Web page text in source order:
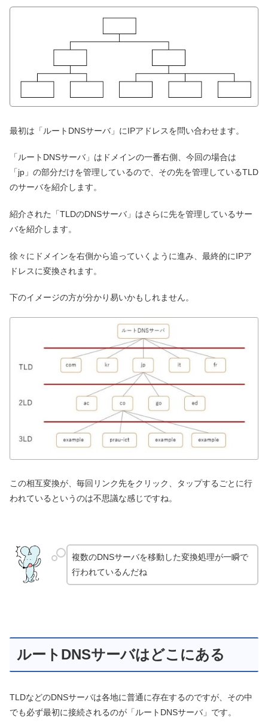
最初は「ルートDNSサーバ」にIPアドレスを問い合わせます。
「ルートDNSサーバ」はドメインの一番右側、今回の場合は
「jp」の部分だけを管理しているので、その先を管理しているTLD
のサーバを紹介します。
紹介された「TLDのDNSサーバ」はさらに先を管理しているサー
バを紹介します。
徐々にドメインを右側から追っていくように進み、最終的にIPア
ドレスに変換されます。
下のイメージの方が分かり易いかもしれません。
この相互変換が、毎回リンク先をクリック、タップするごとに行
われているというのは不思議な感じですね。
複数のDNSサーバを移動した変換処理が一瞬で
行われているんだね
ルートDNSサーバはどこにある
TLDなどのDNSサーバは各地に普通に存在するのですが、その中
でも必ず最初に接続されるのが「ルートDNSサーバ」です。